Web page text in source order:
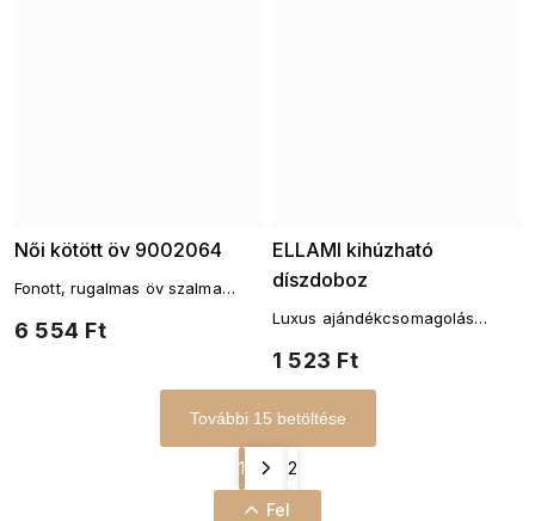
Női kötött öv 9002064
6 554 Ft
Fonott, rugalmas öv szalma
ELLAMI kihúzható
díszdoboz
1 523 Ft
Luxus ajándékcsomagolás
További 15 betöltése
1 2
Fel